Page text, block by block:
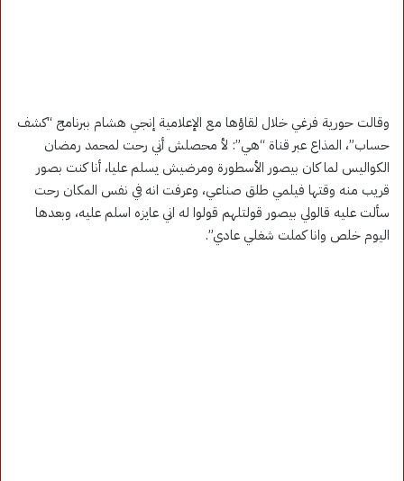
وقالت حورية فرغي خلال لقاؤها مع الإعلامية إنجي هشام ببرنامج “كشف
حساب”، المذاع عبر قناة “هي”: لأ محصلش أني رحت لمحمد رمضان
الكواليس لما كان بيصور الأسطورة ومرضيش يسلم عليا، أنا كنت بصور
قريب منه وقتها فيلمي طلق صناعي، وعرفت انه في نفس المكان رحت
سألت عليه قالولي بيصور قولتلهم قولوا له اني عايزه اسلم عليه، وبعدها
اليوم خلص وانا كملت شغلي عادي”.